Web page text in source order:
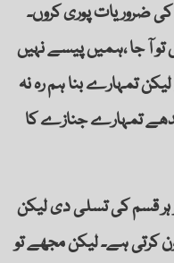
کی ضروریات پوری کروں۔
آ جا ،ہمیں پیسے نہیں
تمہارے بنا ہم رہ نہ
تمہارے جنازے کا
قسم کی تسلی دی لیکن
کرتی ہے۔ لیکن مجھے تو